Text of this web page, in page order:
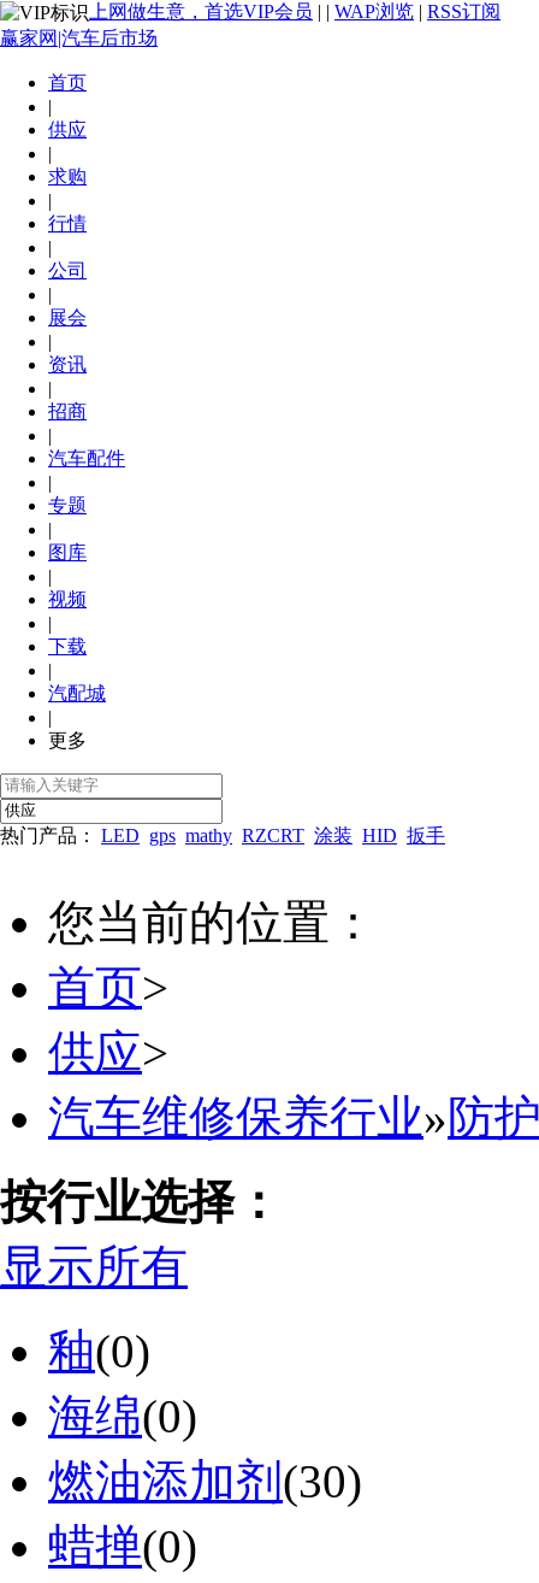
上网做生意，首选VIP会员 | | WAP浏览 | RSS订阅
赢家网|汽车后市场
首页
|
供应
|
求购
|
行情
|
公司
|
展会
|
资讯
|
招商
|
汽车配件
|
专题
|
图库
|
视频
|
下载
|
汽配城
|
更多
热门产品： LED gps mathy RZCRT 涂装 HID 扳手
您当前的位置：
首页>
供应>
汽车维修保养行业»防
按行业选择：
显示所有
釉(0)
海绵(0)
燃油添加剂 (30)
蜡掸(0)